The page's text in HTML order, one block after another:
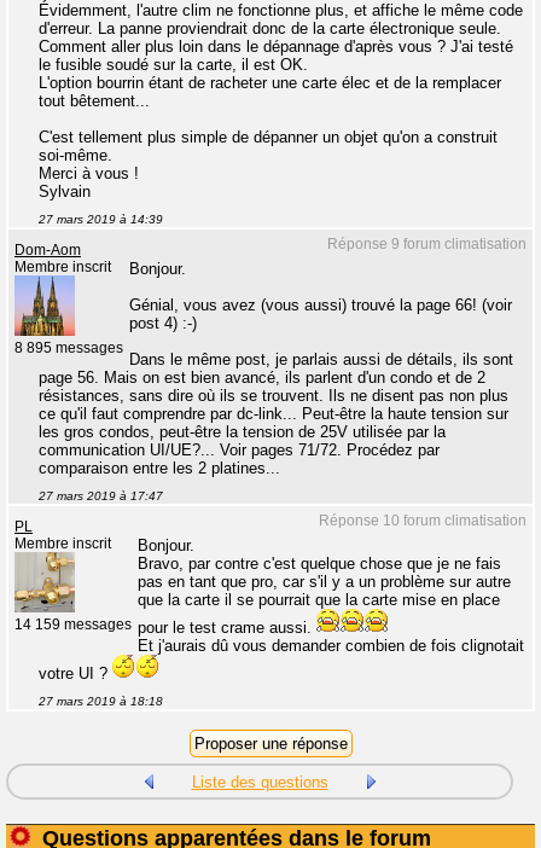
Évidemment, l'autre clim ne fonctionne plus, et affiche le même code
d'erreur. La panne proviendrait donc de la carte électronique seule.
Comment aller plus loin dans le dépannage d'après vous ? J'ai testé
le fusible soudé sur la carte, il est OK.
L'option bourrin étant de racheter une carte élec et de la remplacer
tout bêtement...
C'est tellement plus simple de dépanner un objet qu'on a construit
soi-même.
Merci à vous !
Sylvain
27 mars 2019 à 14:39
Réponse 9 forum climatisation
Dom-Aom
Membre inscrit
8 895 messages
Bonjour.
Génial, vous avez (vous aussi) trouvé la page 66! (voir
post 4) :-)
Dans le même post, je parlais aussi de détails, ils sont
page 56. Mais on est bien avancé, ils parlent d'un condo et de 2
résistances, sans dire où ils se trouvent. Ils ne disent pas non plus
ce qu'il faut comprendre par dc-link... Peut-être la haute tension sur
les gros condos, peut-être la tension de 25V utilisée par la
communication UI/UE?... Voir pages 71/72. Procédez par
comparaison entre les 2 platines...
27 mars 2019 à 17:47
Réponse 10 forum climatisation
PL
Membre inscrit
14 159 messages
Bonjour.
Bravo, par contre c'est quelque chose que je ne fais
pas en tant que pro, car s'il y a un problème sur autre
que la carte il se pourrait que la carte mise en place
pour le test crame aussi.
Et j'aurais dû vous demander combien de fois clignotait
votre UI ?
27 mars 2019 à 18:18
Liste des questions
Questions apparentées dans le forum